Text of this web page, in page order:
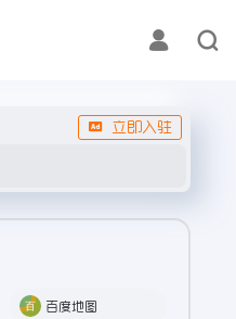
立即入驻
百度地图